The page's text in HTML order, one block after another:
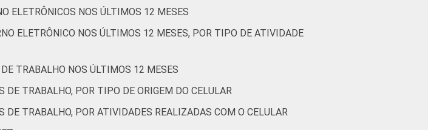
ELETRÔNICOS NOS ÚLTIMOS 12 MESES
ELETRÔNICO NOS ÚLTIMOS 12 MESES, POR TIPO DE ATIVIDADE
TRABALHO NOS ÚLTIMOS 12 MESES
TRABALHO, POR TIPO DE ORIGEM DO CELULAR
TRABALHO, POR ATIVIDADES REALIZADAS COM O CELULAR